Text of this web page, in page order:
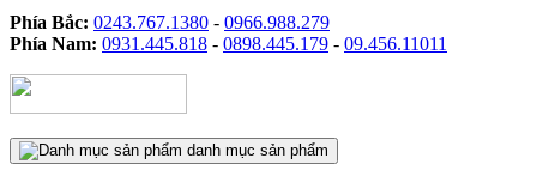
Phía Bắc: 0243.767.1380 - 0966.988.279
Phía Nam: 0931.445.818 - 0898.445.179 - 09.456.11011
danh mục sản phẩm